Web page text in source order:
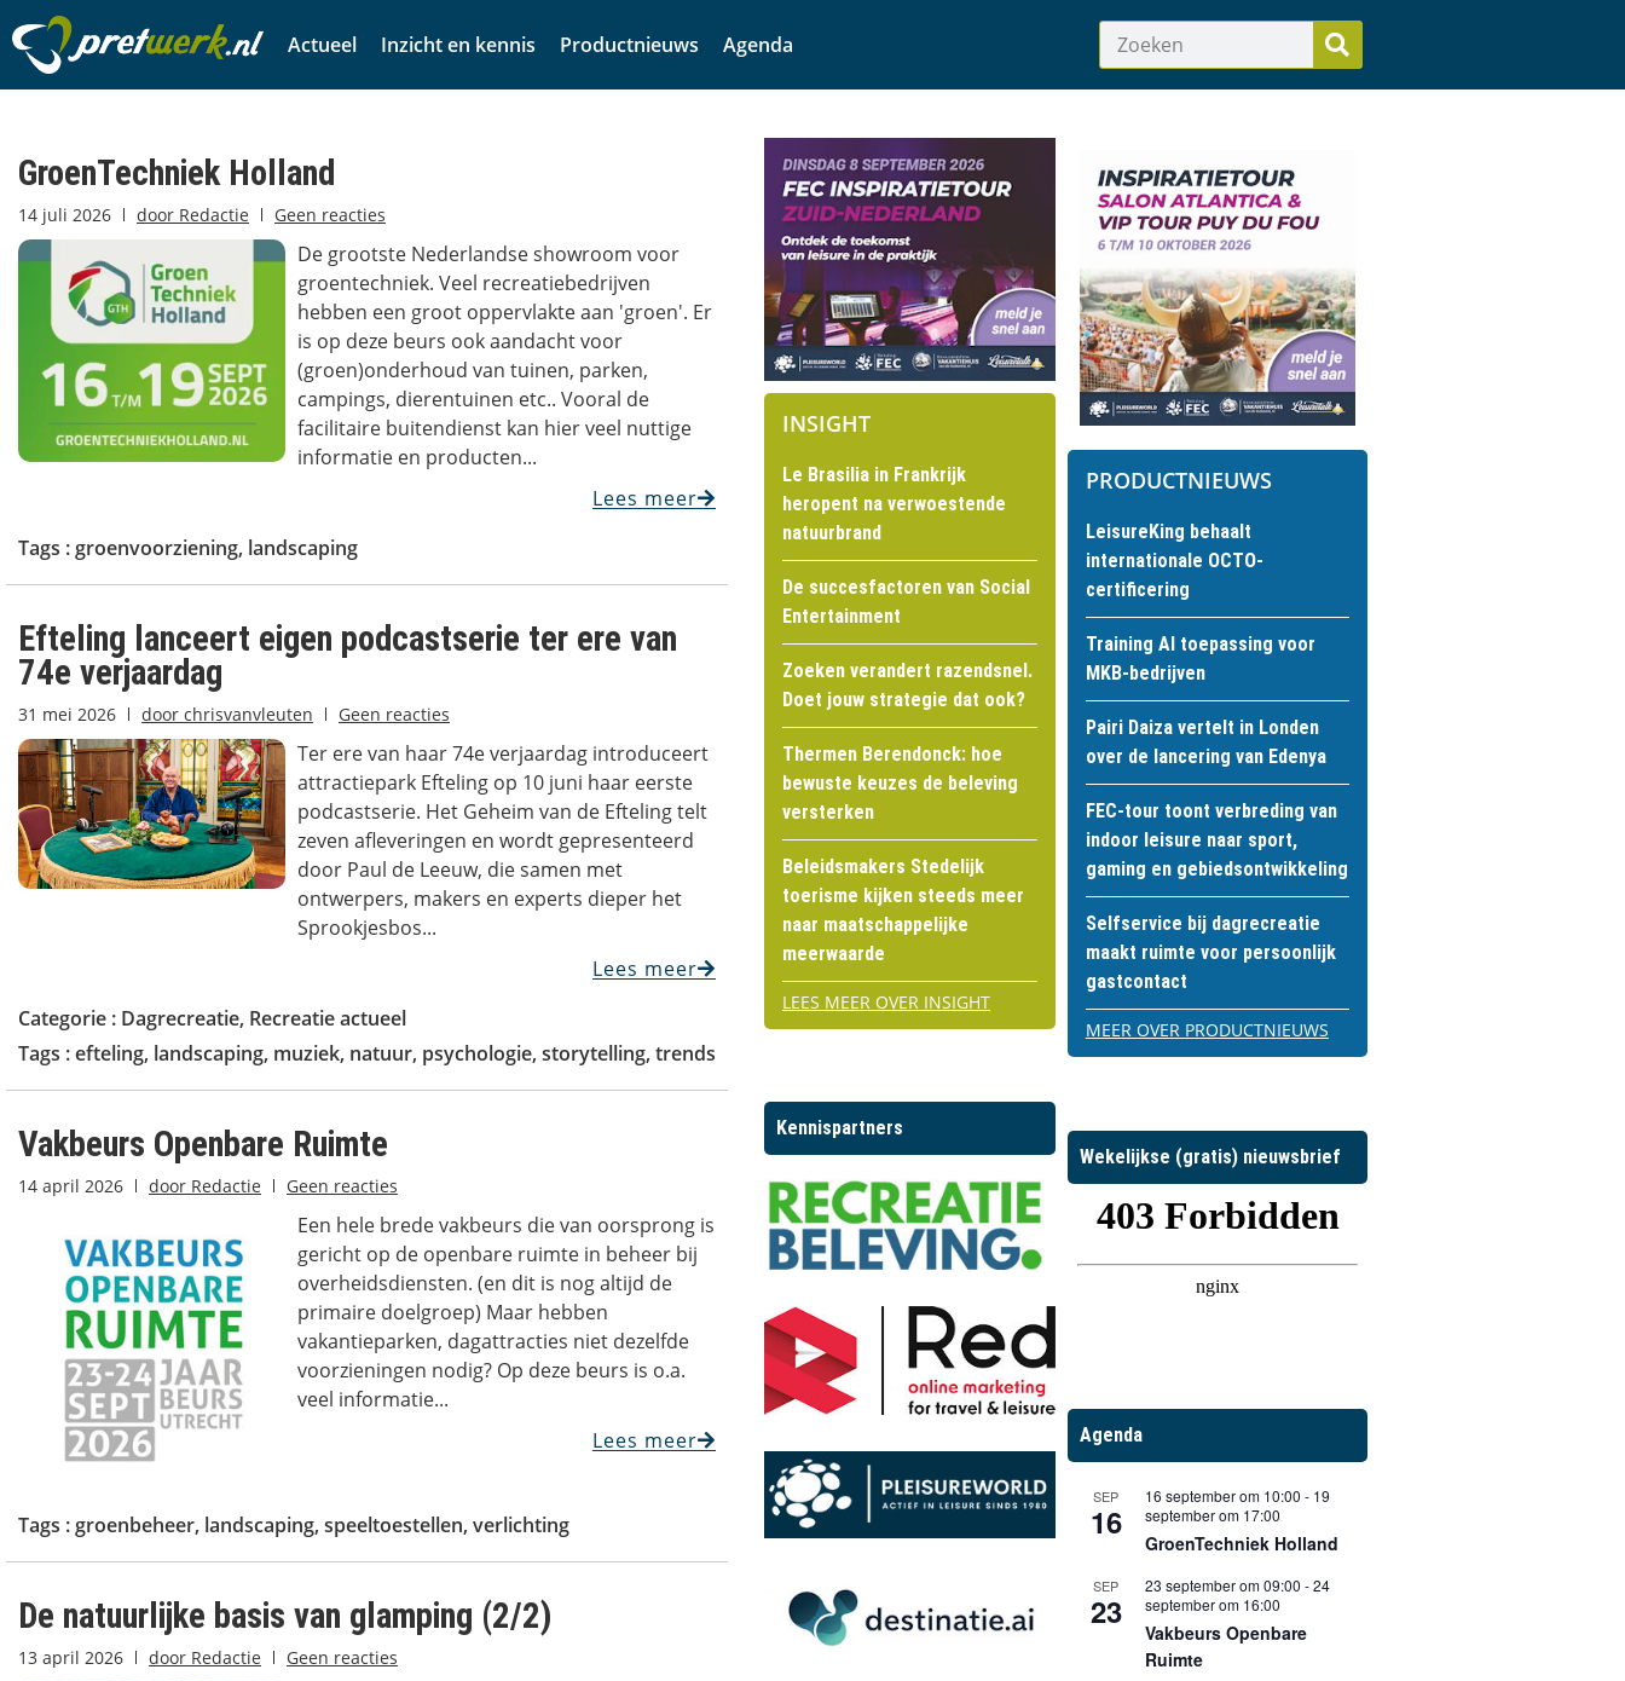
Actueel Inzicht en kennis Productnieuws Agenda
GroenTechniek Holland
14 juli 2026 door Redactie Geen reacties
De grootste Nederlandse showroom voor
groentechniek. Veel recreatiebedrijven
hebben een groot oppervlakte aan 'groen'. Er
is op deze beurs ook aandacht voor
(groen)onderhoud van tuinen, parken,
campings, dierentuinen etc.. Vooral de
facilitaire buitendienst kan hier veel nuttige
informatie en producten...
Lees meer
Tags :groenvoorziening, landscaping
Efteling lanceert eigen podcastserie ter ere van
74e verjaardag
31 mei 2026 door chrisvanvleuten Geen reacties
Ter ere van haar 74e verjaardag introduceert
attractiepark Efteling op 10 juni haar eerste
podcastserie. Het Geheim van de Efteling telt
zeven afleveringen en wordt gepresenteerd
door Paul de Leeuw, die samen met
ontwerpers, makers en experts dieper het
Sprookjesbos...
Lees meer
Categorie : Dagrecreatie, Recreatie actueel
Tags :efteling, landscaping, muziek, natuur, psychologie, storytelling, trends
Vakbeurs Openbare Ruimte
14 april 2026 door Redactie Geen reacties
Een hele brede vakbeurs die van oorsprong is
gericht op de openbare ruimte in beheer bij
overheidsdiensten. (en dit is nog altijd de
primaire doelgroep) Maar hebben
vakantieparken, dagattracties niet dezelfde
voorzieningen nodig? Op deze beurs is o.a.
veel informatie...
Lees meer
Tags :groenbeheer, landscaping, speeltoestellen, verlichting
De natuurlijke basis van glamping (2/2)
13 april 2026 door Redactie Geen reacties
INSIGHT
Le Brasilia in Frankrijk
heropent na verwoestende
natuurbrand
De succesfactoren van Social
Entertainment
Zoeken verandert razendsnel.
Doet jouw strategie dat ook?
Thermen Berendonck: hoe
bewuste keuzes de beleving
versterken
Beleidsmakers Stedelijk
toerisme kijken steeds meer
naar maatschappelijke
meerwaarde
LEES MEER OVER INSIGHT
Kennispartners
PRODUCTNIEUWS
LeisureKing behaalt
internationale OCTO-
certificering
Training AI toepassing voor
MKB-bedrijven
Pairi Daiza vertelt in Londen
over de lancering van Edenya
FEC-tour toont verbreding van
indoor leisure naar sport,
gaming en gebiedsontwikkeling
Selfservice bij dagrecreatie
maakt ruimte voor persoonlijk
gastcontact
MEER OVER PRODUCTNIEUWS
Wekelijkse (gratis) nieuwsbrief
Agenda
SEP
16
16 september om 10:00 - 19
september om 17:00
GroenTechniek Holland
SEP
23
23 september om 09:00 -24
september om 16:00
Vakbeurs Openbare
Ruimte